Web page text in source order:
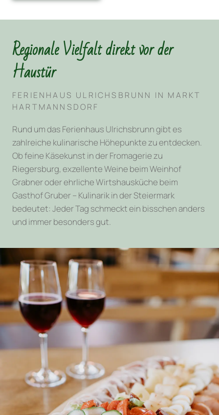
Regionale Vielfalt direkt vor der
Haustür
FERIENHAUS ULRICHSBRUNN IN MARKT
HARTMANNSDORF
Rund um das Ferienhaus Ulrichsbrunn gibt es
zahlreiche kulinarische Höhepunkte zu entdecken.
Ob feine Käsekunst in der Fromagerie zu
Riegersburg, exzellente Weine beim Weinhof
Grabner oder ehrliche Wirtshausküche beim
Gasthof Gruber – Kulinarik in der Steiermark
bedeutet: Jeder Tag schmeckt ein bisschen anders
und immer besonders gut.